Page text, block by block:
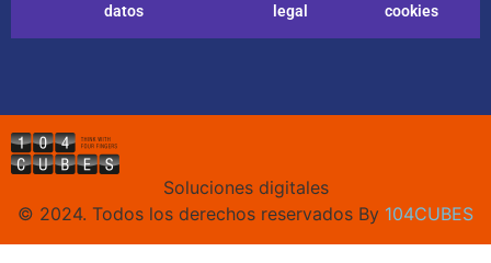
datos legal cookies
Soluciones digitales
© 2024. Todos los derechos reservados By 104CUBES